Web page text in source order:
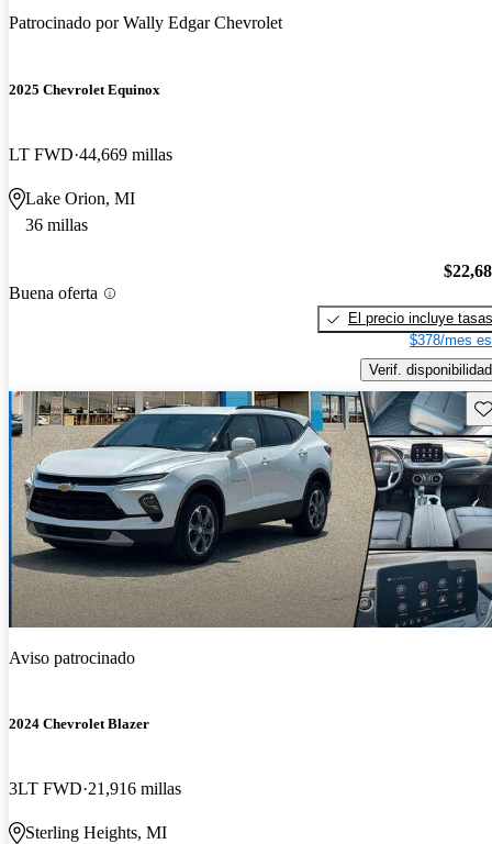
Patrocinado porWally Edgar Chevrolet
2025 Chevrolet Equinox
LT FWD 44,669 millas
Lake Orion, MI
36 millas
Buena oferta
El precio incluye tasas
$378/mes
Verif. disponibilidad
Aviso patrocinado
2024 Chevrolet Blazer
3LT FWD 21,916 millas
Sterling Heights, MI